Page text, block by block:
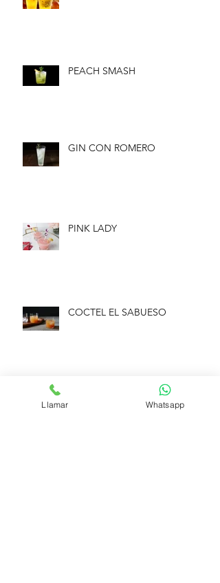
PEACH SMASH
GIN CON ROMERO
PINK LADY
COCTEL EL SABUESO
Llamar Whatsapp